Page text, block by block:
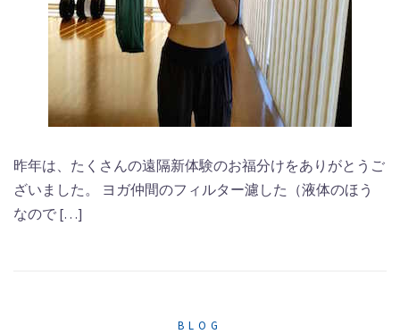
昨年は、たくさんの遠隔新体験のお福分けをありがとうご
ざいました。 ヨガ仲間のフィルター濾した（液体のほう
なので […]
BLOG